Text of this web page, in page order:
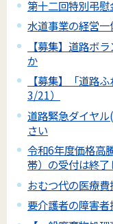
第十二回特別弔
水道事業の経営
【募集】道路ボ
か
【募集】「道路
3/21）
道路緊急ダイヤ
さい
令和6年度価格高
帯）の受付は終了
おむつ代の医療
要介護者の障害